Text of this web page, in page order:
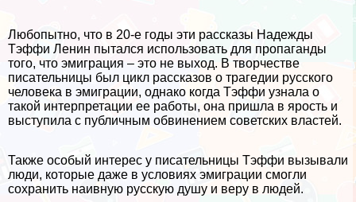
Любопытно, что в 20-е годы эти рассказы Надежды
Тэффи Ленин пытался использовать для пропаганды
того, что эмиграция – это не выход. В творчестве
писательницы был цикл рассказов о трагедии русского
человека в эмиграции, однако когда Тэффи узнала о
такой интерпретации ее работы, она пришла в ярость и
выступила с публичным обвинением советских властей.
Также особый интерес у писательницы Тэффи вызывали
люди, которые даже в условиях эмиграции смогли
сохранить наивную русскую душу и веру в людей.